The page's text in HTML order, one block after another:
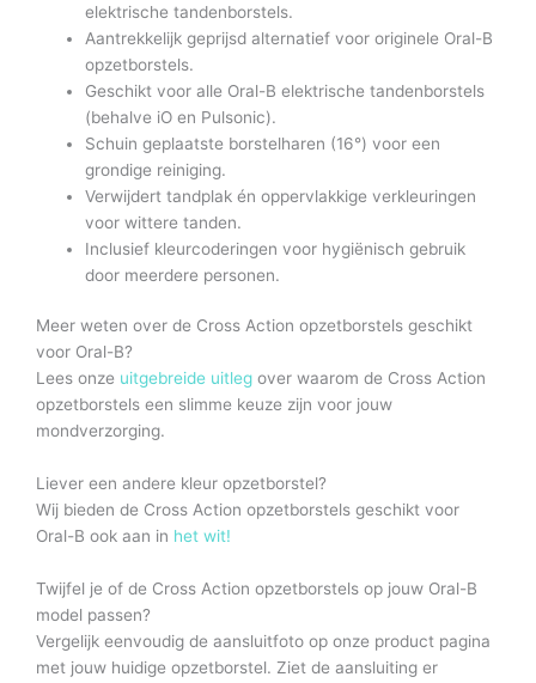
elektrische tandenborstels.
Aantrekkelijk geprijsd alternatief voor originele Oral-B
opzetborstels.
Geschikt voor alle Oral-B elektrische tandenborstels
(behalve iO en Pulsonic).
Schuin geplaatste borstelharen (16°) voor een
grondige reiniging.
Verwijdert tandplak én oppervlakkige verkleuringen
voor wittere tanden.
Inclusief kleurcoderingen voor hygiënisch gebruik
door meerdere personen.
Meer weten over de Cross Action opzetborstels geschikt
voor Oral-B?
Lees onze uitgebreide uitleg over waarom de Cross Action
opzetborstels een slimme keuze zijn voor jouw
mondverzorging.
Liever een andere kleur opzetborstel?
Wij bieden de Cross Action opzetborstels geschikt voor
Oral-B ook aan in het wit!
Twijfel je of de Cross Action opzetborstels op jouw Oral-B
model passen?
Vergelijk eenvoudig de aansluitfoto op onze product pagina
met jouw huidige opzetborstel. Ziet de aansluiting er